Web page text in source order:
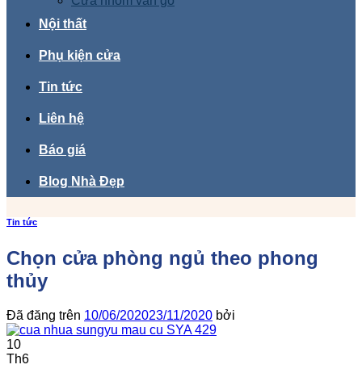
Nội thất
Phụ kiện cửa
Tin tức
Liên hệ
Báo giá
Blog Nhà Đẹp
Tin tức
Chọn cửa phòng ngủ theo phong
thủy
Đã đăng trên 10/06/202023/11/2020 bởi
10
Th6